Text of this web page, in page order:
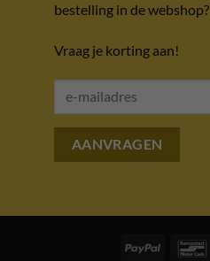
bestelling in de webshop?
Vraag je korting aan!
PayPal